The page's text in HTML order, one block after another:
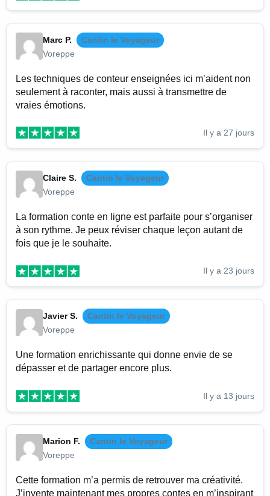
Marc P.
Cantin le Voyageur
Voreppe
Les techniques de conteur enseignées ici m’aident non
seulement à raconter, mais aussi à transmettre de
vraies émotions.
Il y a 27 jours
Claire S.
Cantin le Voyageur
Voreppe
La formation conte en ligne est parfaite pour s’organiser
à son rythme. Je peux réviser chaque leçon autant de
fois que je le souhaite.
Il y a 23 jours
Javier S.
Cantin le Voyageur
Voreppe
Une formation enrichissante qui donne envie de se
dépasser et de partager encore plus.
Il y a 13 jours
Marion F.
Cantin le Voyageur
Voreppe
Cette formation m’a permis de retrouver ma créativité.
J’invente maintenant mes propres contes en m’inspirant